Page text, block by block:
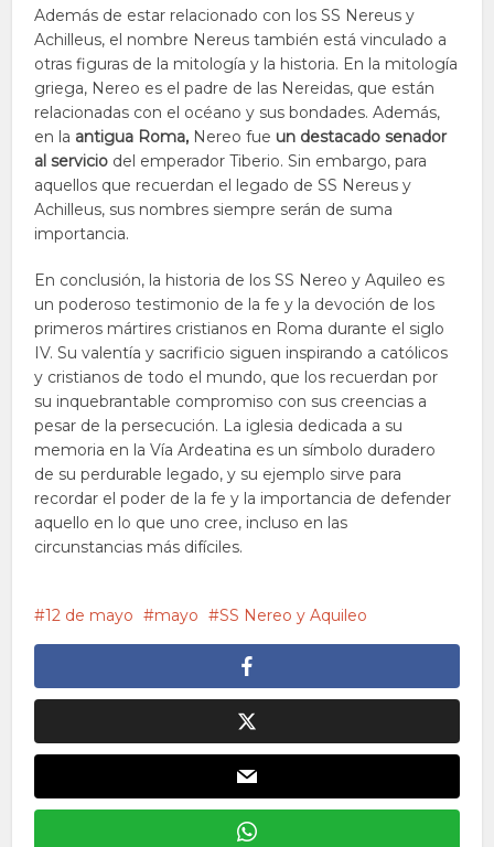
Además de estar relacionado con los SS Nereus y
Achilleus, el nombre Nereus también está vinculado a
otras figuras de la mitología y la historia. En la mitología
griega, Nereo es el padre de las Nereidas, que están
relacionadas con el océano y sus bondades. Además,
en la antigua Roma, Nereo fue un destacado senador
al servicio del emperador Tiberio. Sin embargo, para
aquellos que recuerdan el legado de SS Nereus y
Achilleus, sus nombres siempre serán de suma
importancia.
En conclusión, la historia de los SS Nereo y Aquileo es
un poderoso testimonio de la fe y la devoción de los
primeros mártires cristianos en Roma durante el siglo
IV. Su valentía y sacrificio siguen inspirando a católicos
y cristianos de todo el mundo, que los recuerdan por
su inquebrantable compromiso con sus creencias a
pesar de la persecución. La iglesia dedicada a su
memoria en la Vía Ardeatina es un símbolo duradero
de su perdurable legado, y su ejemplo sirve para
recordar el poder de la fe y la importancia de defender
aquello en lo que uno cree, incluso en las
circunstancias más difíciles.
12 de mayo mayo SS Nereo y Aquileo